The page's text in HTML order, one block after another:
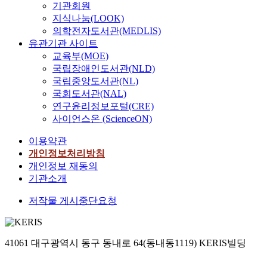
기관회원
지식나눔(LOOK)
의학전자도서관(MEDLIS)
유관기관 사이트
교육부(MOE)
국립장애인도서관(NLD)
국립중앙도서관(NL)
국회도서관(NAL)
연구윤리정보포털(CRE)
사이언스온 (ScienceON)
이용약관
개인정보처리방침
개인정보 재동의
기관소개
저작물 게시중단요청
41061 대구광역시 동구 동내로 64(동내동1119) KERIS빌딩